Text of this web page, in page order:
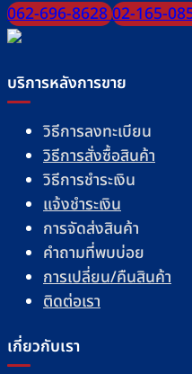
062-696-862802-165-
บริการหลังการขาย
วิธีการลงทะเบียน
วิธีการสั่งซื้อสินค้า
วิธีการชำระเงิน
แจ้งชำระเงิน
การจัดส่งสินค้า
คำถามที่พบบ่อย
การเปลี่ยน/คืนสินค้า
ติดต่อเรา
เกี่ยวกับเรา